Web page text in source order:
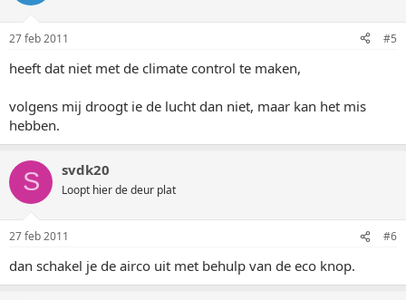
27 feb 2011 #5
heeft dat niet met de climate control te maken,
volgens mij droogt ie de lucht dan niet, maar kan het mis
hebben.
S svdk20
Loopt hier de deur plat
27 feb 2011 #6
dan schakel je de airco uit met behulp van de eco knop.